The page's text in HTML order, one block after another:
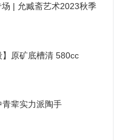
| 允臧斋艺术2023秋季
原矿底槽清 580cc
辈实力派陶手